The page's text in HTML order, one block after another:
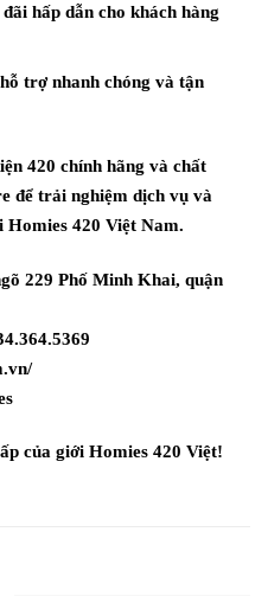
hấp dẫn cho khách hàng
trợ nhanh chóng và tận
420 chính hãng và chất
để trải nghiệm dịch vụ và
Homies 420 Việt Nam.
229 Phố Minh Khai, quận
của giới Homies 420 Việt!